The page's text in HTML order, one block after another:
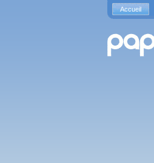
Accueil